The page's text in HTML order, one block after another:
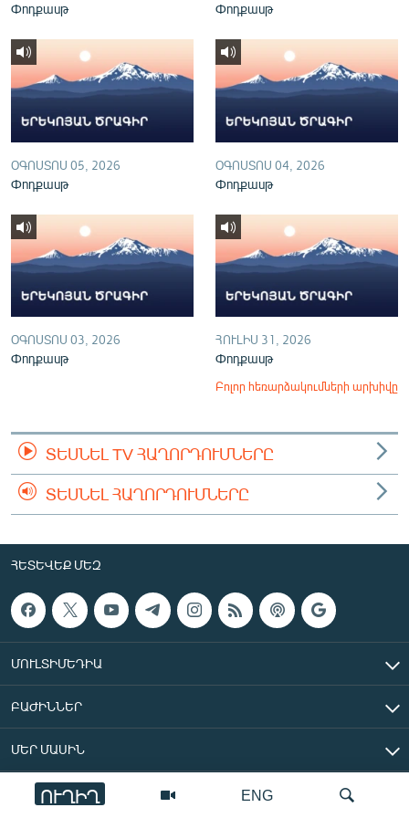
English
Русский
ՀԵՏԵՎԵՔ ՄԵԶ
«Ազատության» բոլոր կայքերը
ENG
ՈՒՂԻՂ
Փոդքասթ Փոդքասթ
ՕԳՈՍՏՈՍ 05, 2026
Փոդքասթ
ՕԳՈՍՏՈՍ 04, 2026
Փոդքասթ
ՕԳՈՍՏՈՍ 03, 2026
Փոդքասթ
ՀՈՒԼԻՍ 31, 2026
Փոդքասթ
Բոլոր հեռարձակումների արխիվը
ՏԵՍՆԵԼ TV ՀԱՂՈՐԴՈՒՄՆԵՐԸ
ՏԵՍՆԵԼ ՀԱՂՈՐԴՈՒՄՆԵՐԸ
ՀԵՏԵՎԵՔ ՄԵԶ
ՄՈՒԼՏԻՄԵԴԻԱ
ԲԱԺԻՆՆԵՐ
ՄԵՐ ՄԱՍԻՆ
«Ազատ Եվրոպա/Ազատություն» ռադիոկայան © 2026